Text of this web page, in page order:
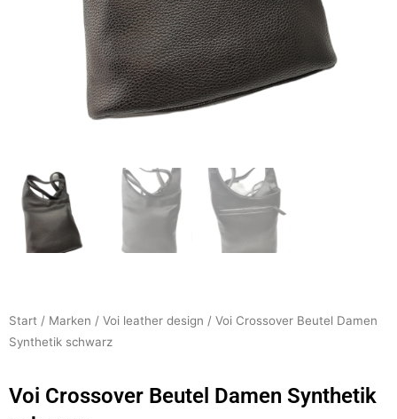
Start / Marken / Voi leather design / Voi Crossover Beutel Damen
Synthetik schwarz
Voi Crossover Beutel Damen Synthetik